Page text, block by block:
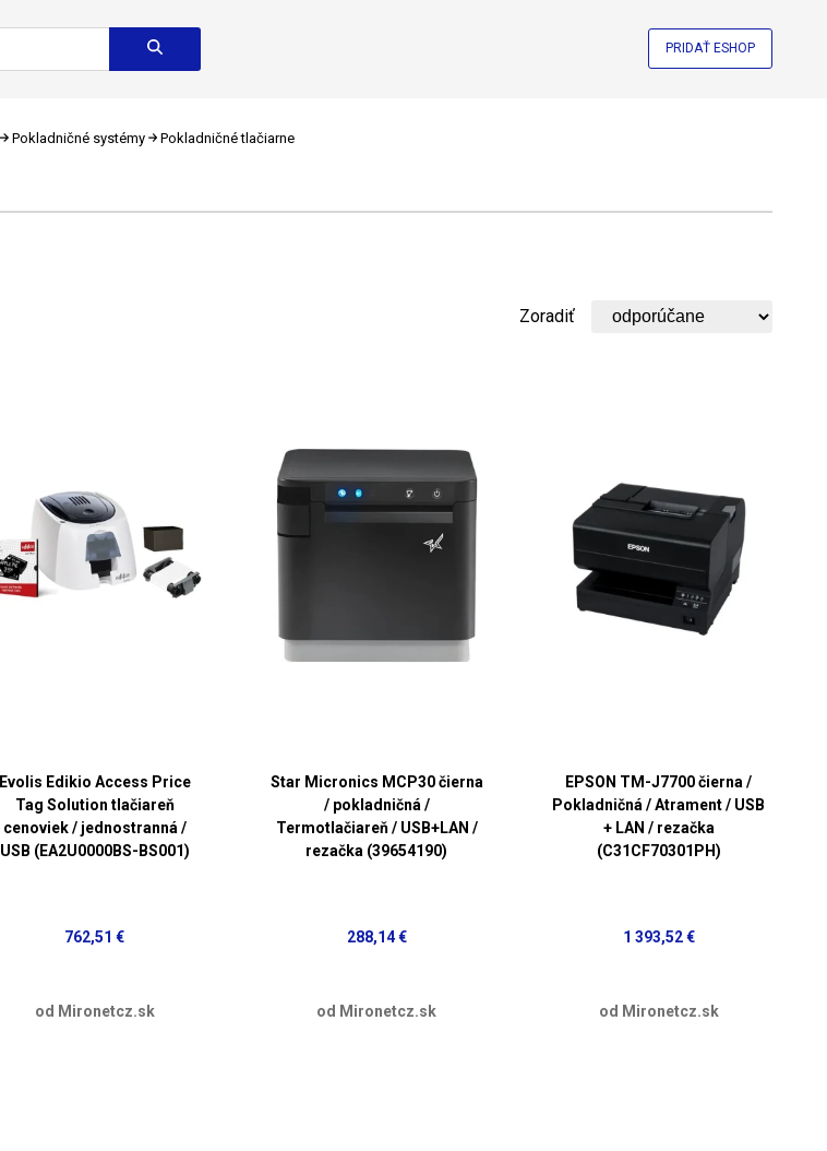
PRIDAŤ ESHOP
Pokladničné systémy Pokladničné tlačiarne
Zoradiť
Evolis Edikio Access Price
Tag Solution tlačiareň
cenoviek / jednostranná /
USB (EA2U0000BS-BS001)
762,51 €
od Mironetcz.sk
Star Micronics MCP30 čierna
/ pokladničná /
Termotlačiareň / USB+LAN /
rezačka (39654190)
288,14 €
od Mironetcz.sk
EPSON TM-J7700 čierna /
Pokladničná / Atrament / USB
+ LAN / rezačka
(C31CF70301PH)
1 393,52 €
od Mironetcz.sk